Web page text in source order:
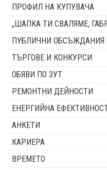
ПРОФИЛ НА КУПУВАЧА
„ШАПКА ТИ СВАЛЯМЕ,
ПУБЛИЧНИ ОБСЪЖДАНИЯ
ТЪРГОВЕ И КОНКУРСИ
ОБЯВИ ПО ЗУТ
РЕМОНТНИ ДЕЙНОСТИ
ЕНЕРГИЙНА
АНКЕТИ
КАРИЕРА
ВРЕМЕТО